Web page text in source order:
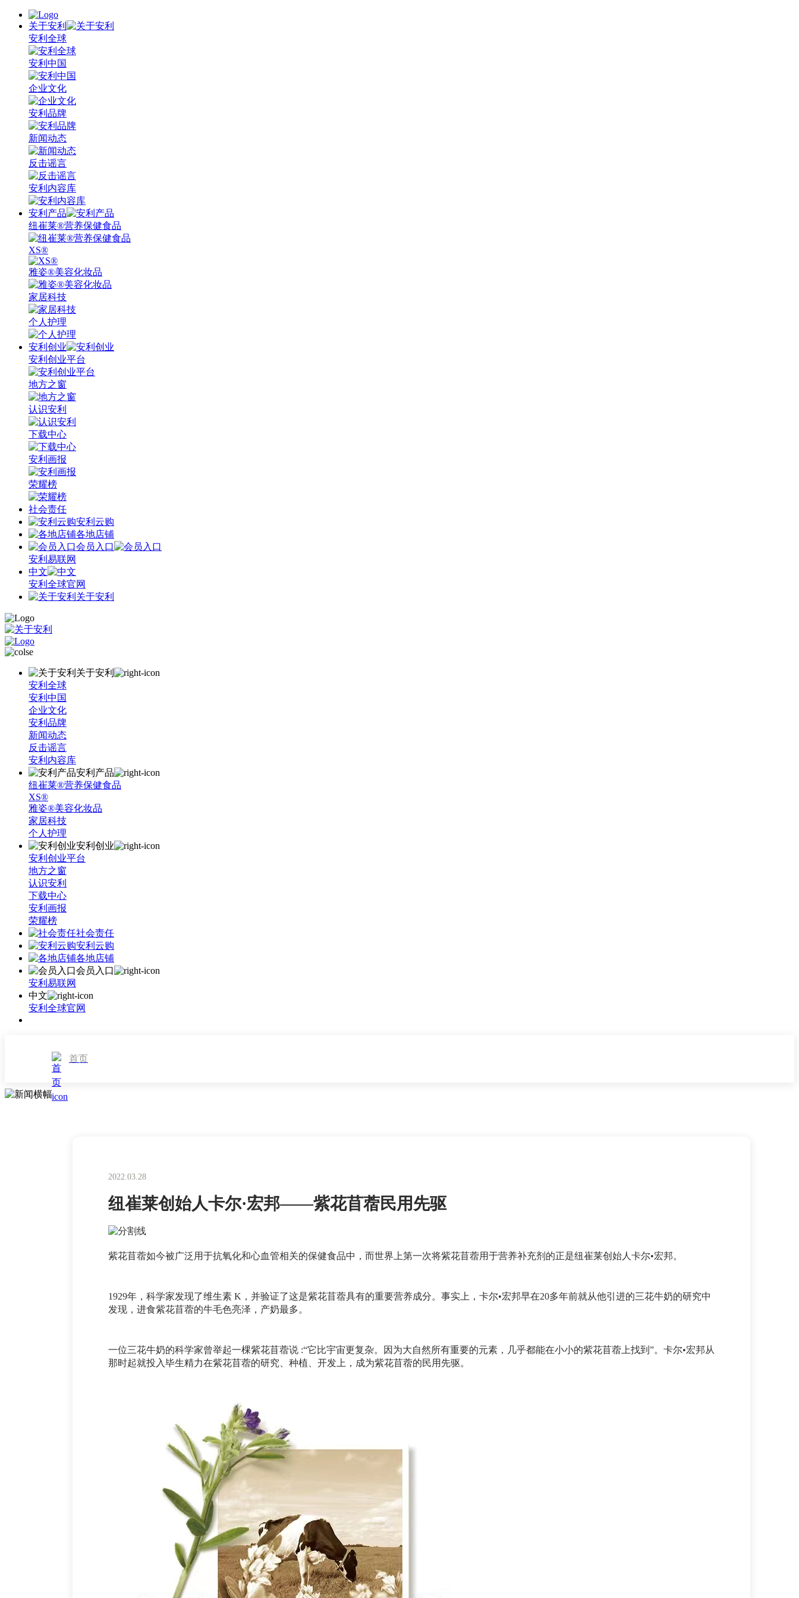
关于安利
安利全球
安利中国
企业文化
安利品牌
新闻动态
反击谣言
安利内容库
安利产品
纽崔莱®营养保健食品
XS®
雅姿®美容化妆品
家居科技
个人护理
安利创业
安利创业平台
地方之窗
认识安利
下载中心
安利画报
荣耀榜
社会责任
安利云购
各地店铺
会员入口
安利易联网
中文
安利全球官网
关于安利
关于安利
安利全球
安利中国
企业文化
安利品牌
新闻动态
反击谣言
安利内容库
安利产品
纽崔莱®营养保健食品
XS®
雅姿®美容化妆品
家居科技
个人护理
安利创业
安利创业平台
地方之窗
认识安利
下载中心
安利画报
荣耀榜
社会责任
安利云购
各地店铺
会员入口
安利易联网
中文
安利全球官网
首页
2022.03.28
纽崔莱创始人卡尔·宏邦——紫花苜蓿民用先驱
紫花苜蓿如今被广泛用于抗氧化和心血管相关的保健食品中，而世界上第一次将紫花苜蓿用于营养补充剂的正是纽崔莱创始人卡尔•宏邦。
1929年，科学家发现了维生素 K，并验证了这是紫花苜蓿具有的重要营养成分。事实上，卡尔•宏邦早在20多年前就从他引进的三花牛奶的研究中
发现，进食紫花苜蓿的牛毛色亮泽，产奶最多。
一位三花牛奶的科学家曾举起一棵紫花苜蓿说 :“它比宇宙更复杂。因为大自然所有重要的元素，几乎都能在小小的紫花苜蓿上找到”。卡尔•宏邦从
那时起就投入毕生精力在紫花苜蓿的研究、种植、开发上，成为紫花苜蓿的民用先驱。